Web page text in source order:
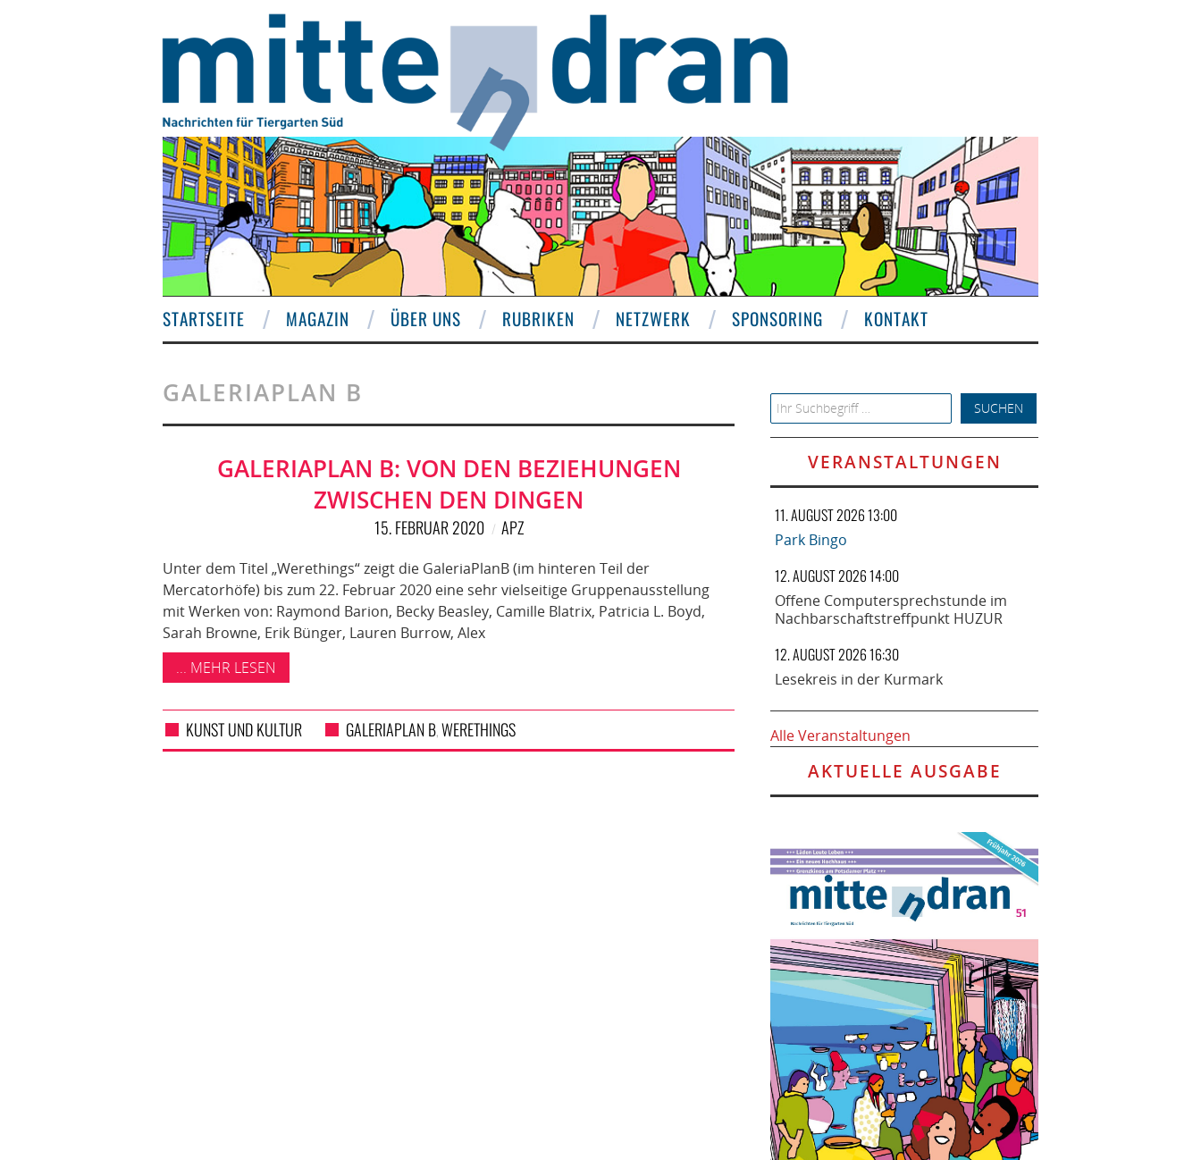
STARTSEITE MAGAZIN ÜBER UNS RUBRIKEN NETZWERK SPONSORING KONTAKT
GALERIAPLAN B
GALERIAPLAN B: VON DEN BEZIEHUNGEN
ZWISCHEN DEN DINGEN
15. FEBRUAR 2020 APZ
Unter dem Titel „Werethings“ zeigt die GaleriaPlanB (im hinteren Teil der
Mercatorhöfe) bis zum 22. Februar 2020 eine sehr vielseitige Gruppenausstellung
mit Werken von: Raymond Barion, Becky Beasley, Camille Blatrix, Patricia L. Boyd,
Sarah Browne, Erik Bünger, Lauren Burrow, Alex
... MEHR LESEN
KUNST UND KULTUR GALERIAPLAN B,WERETHINGS
Search for:
VERANSTALTUNGEN
11. AUGUST 2026 13:00
Park Bingo
12. AUGUST 2026 14:00
Offene Computersprechstunde im
Nachbarschaftstreffpunkt HUZUR
12. AUGUST 2026 16:30
Lesekreis in der Kurmark
Alle Veranstaltungen
AKTUELLE AUSGABE